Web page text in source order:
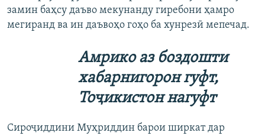
замин баҳсу даъво мекунанду гиребони ҳамро
мегиранд ва ин даъвоҳо гоҳо ба хунрезӣ мепечад.
Амрико аз боздошти
хабарнигорон гуфт,
Тоҷикистон нагуфт
Сироҷиддини Муҳриддин барои ширкат дар